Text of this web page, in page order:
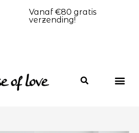
Vanaf €80 gratis
verzending!